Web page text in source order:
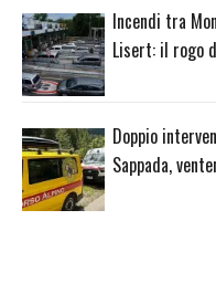
Incendi tra
Lisert: il rogo
Doppio
Sappada,